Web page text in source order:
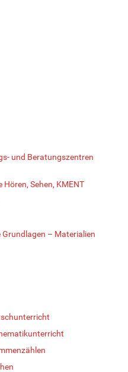
und Beratungszentren
Sehen, KMENT
– Materialien